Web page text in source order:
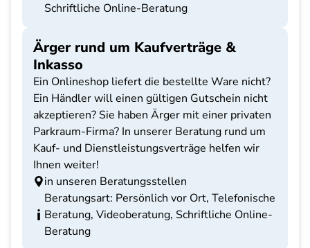
Schriftliche Online-Beratung
Ärger rund um Kaufverträge &
Inkasso
Ein Onlineshop liefert die bestellte Ware nicht?
Ein Händler will einen gültigen Gutschein nicht
akzeptieren? Sie haben Ärger mit einer privaten
Parkraum-Firma? In unserer Beratung rund um
Kauf- und Dienstleistungsverträge helfen wir
Ihnen weiter!
in unseren Beratungsstellen
Beratungsart: Persönlich vor Ort, Telefonische
Beratung, Videoberatung, Schriftliche Online-
Beratung